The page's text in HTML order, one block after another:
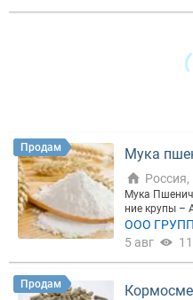
льных
Продам Мука
Мука
ние крупы –
ОСТ:26574-
м в любую
дительных
ООО
5 авг
Продам